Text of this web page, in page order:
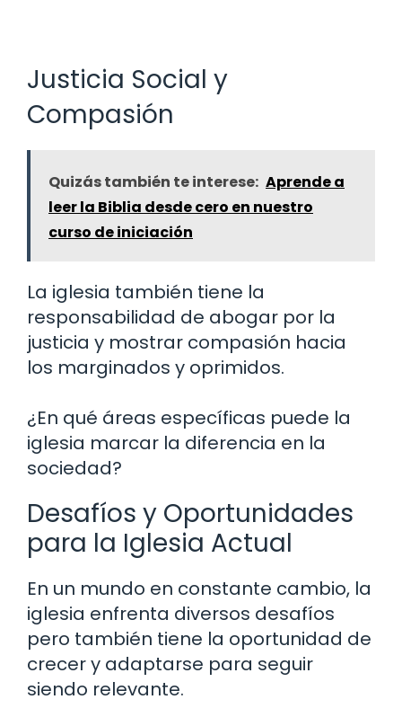
Justicia Social y
Compasión
Quizás también te interese: Aprende a
leer la Biblia desde cero en nuestro
curso de iniciación
La iglesia también tiene la
responsabilidad de abogar por la
justicia y mostrar compasión hacia
los marginados y oprimidos.
¿En qué áreas específicas puede la
iglesia marcar la diferencia en la
sociedad?
Desafíos y Oportunidades
para la Iglesia Actual
En un mundo en constante cambio, la
iglesia enfrenta diversos desafíos
pero también tiene la oportunidad de
crecer y adaptarse para seguir
siendo relevante.